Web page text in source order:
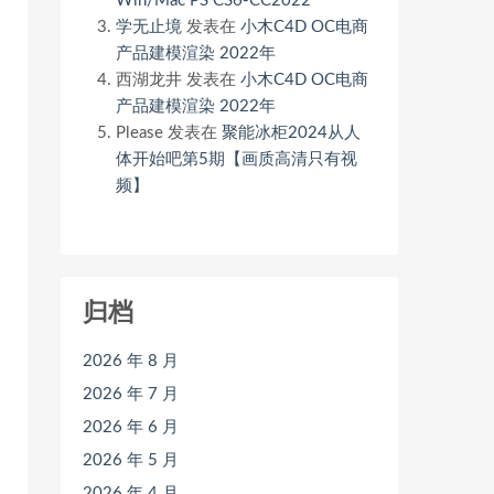
学无止境 发表在 小木C4D OC电商
产品建模渲染 2022年
西湖龙井 发表在 小木C4D OC电商
产品建模渲染 2022年
Please 发表在 聚能冰柜2024从人
体开始吧第5期【画质高清只有视
频】
归档
2026 年 8 月
2026 年 7 月
2026 年 6 月
2026 年 5 月